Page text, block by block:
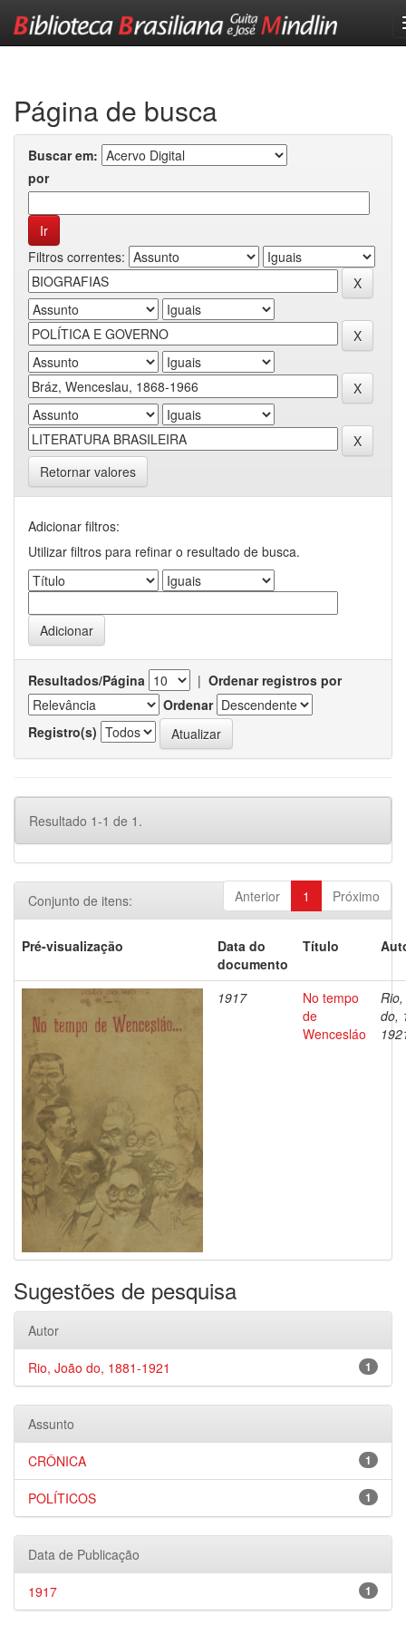
Página de busca
Buscar em:
por
Filtros correntes:
Retornar valores
Adicionar filtros:
Utilizar filtros para refinar o resultado de busca.
Resultados/Página | Ordenar registros por
Ordenar
Registro(s)
Resultado 1-1 de 1.
Anterior 1 Próximo
Conjunto de itens:
Pré-visualização
Data do
documento
Título
1917
No tempo
de
Wencesláo
do,
Sugestões de pesquisa
Autor
1
Rio, João do, 1881-1921
Assunto
1
CRÔNICA
1
POLÍTICOS
Data de Publicação
1
1917